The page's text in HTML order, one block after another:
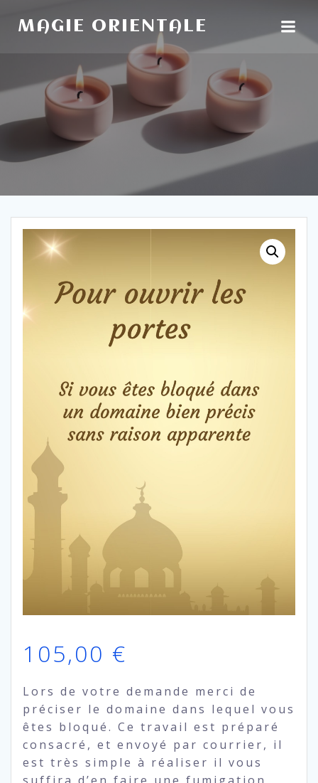
MAGIE ORIENTALE
105,00 €
Lors de votre demande merci de
préciser le domaine dans lequel vous
êtes bloqué. Ce travail est préparé
consacré, et envoyé par courrier, il
est très simple à réaliser il vous